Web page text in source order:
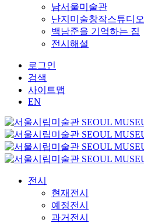
남서울미술관
난지미술창작스튜디오
백남준을 기억하는 집
전시해설
로그인
검색
사이트맵
EN
전시
현재전시
예정전시
과거전시